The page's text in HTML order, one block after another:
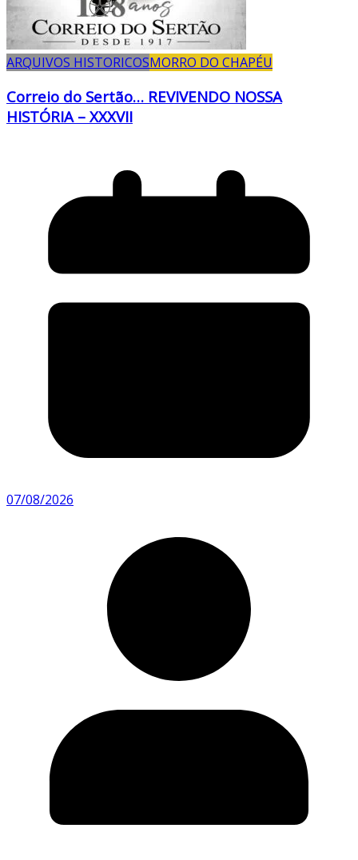
ARQUIVOS HISTORICOSMORRO DO CHAPÉU
Correio do Sertão… REVIVENDO NOSSA
HISTÓRIA – XXXVII
07/08/2026